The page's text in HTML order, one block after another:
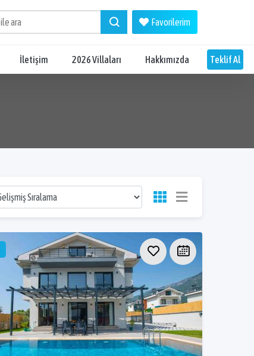
Favorilerim
İletişim 2026 Villaları Hakkımızda Teklif Al